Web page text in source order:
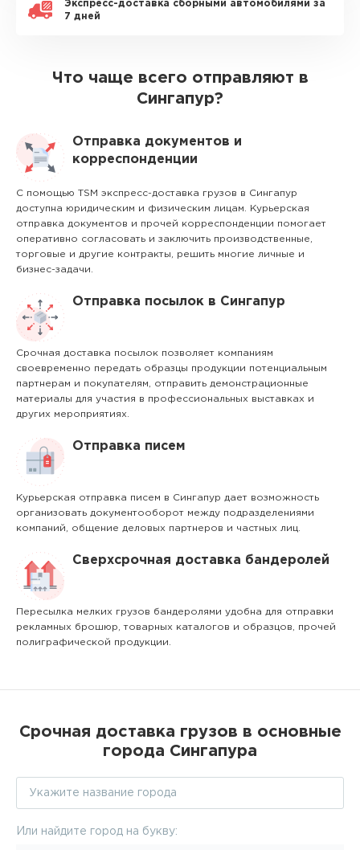
Экспресс-доставка сборными автомобилями за
7 дней
Что чаще всего отправляют в
Сингапур?
Отправка документов и
корреспонденции
С помощью TSM экспресс-доставка грузов в Сингапур
доступна юридическим и физическим лицам. Курьерская
отправка документов и прочей корреспонденции помогает
оперативно согласовать и заключить производственные,
торговые и другие контракты, решить многие личные и
бизнес-задачи.
Отправка посылок в Сингапур
Срочная доставка посылок позволяет компаниям
своевременно передать образцы продукции потенциальным
партнерам и покупателям, отправить демонстрационные
материалы для участия в профессиональных выставках и
других мероприятиях.
Отправка писем
Курьерская отправка писем в Сингапур дает возможность
организовать документооборот между подразделениями
компаний, общение деловых партнеров и частных лиц.
Сверхсрочная доставка бандеролей
Пересылка мелких грузов бандеролями удобна для отправки
рекламных брошюр, товарных каталогов и образцов, прочей
полиграфической продукции.
Срочная доставка грузов в основные
города Сингапура
Или найдите город на букву: